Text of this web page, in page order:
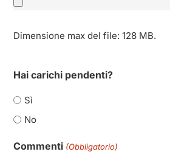
Dimensione max del file: 128 MB.
Hai carichi pendenti?
Sì
No
Commenti (Obbligatorio)